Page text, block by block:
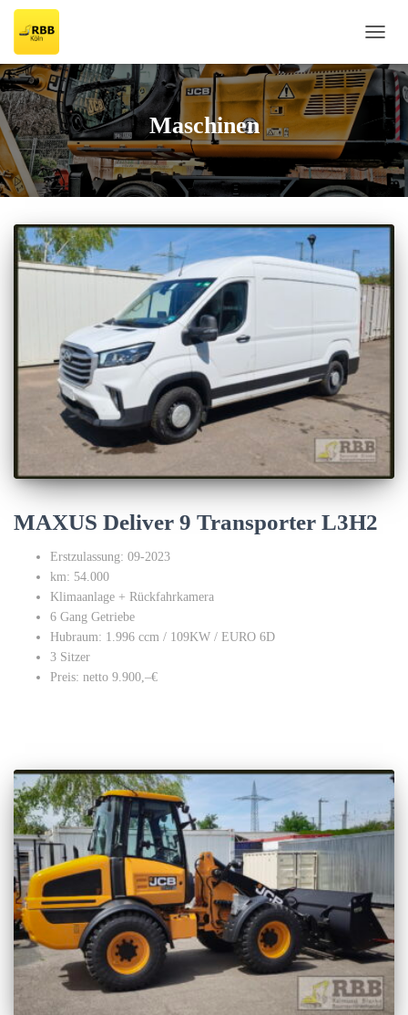
Maschinen
MAXUS Deliver 9 Transporter L3H2
Erstzulassung: 09-2023
km: 54.000
Klimaanlage + Rückfahrkamera
6 Gang Getriebe
Hubraum: 1.996 ccm / 109KW / EURO 6D
3 Sitzer
Preis: netto 9.900,–€